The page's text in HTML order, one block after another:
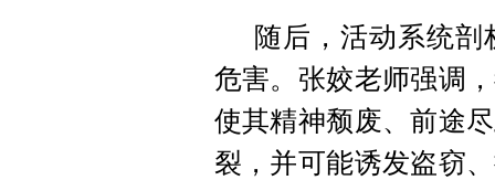
随后，活动系统
危害。张姣老师强调
使其精神颓废、前途
裂，并可能诱发盗窃